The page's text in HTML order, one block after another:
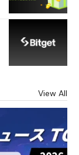
View All